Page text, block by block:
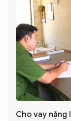
Cho vay nặng